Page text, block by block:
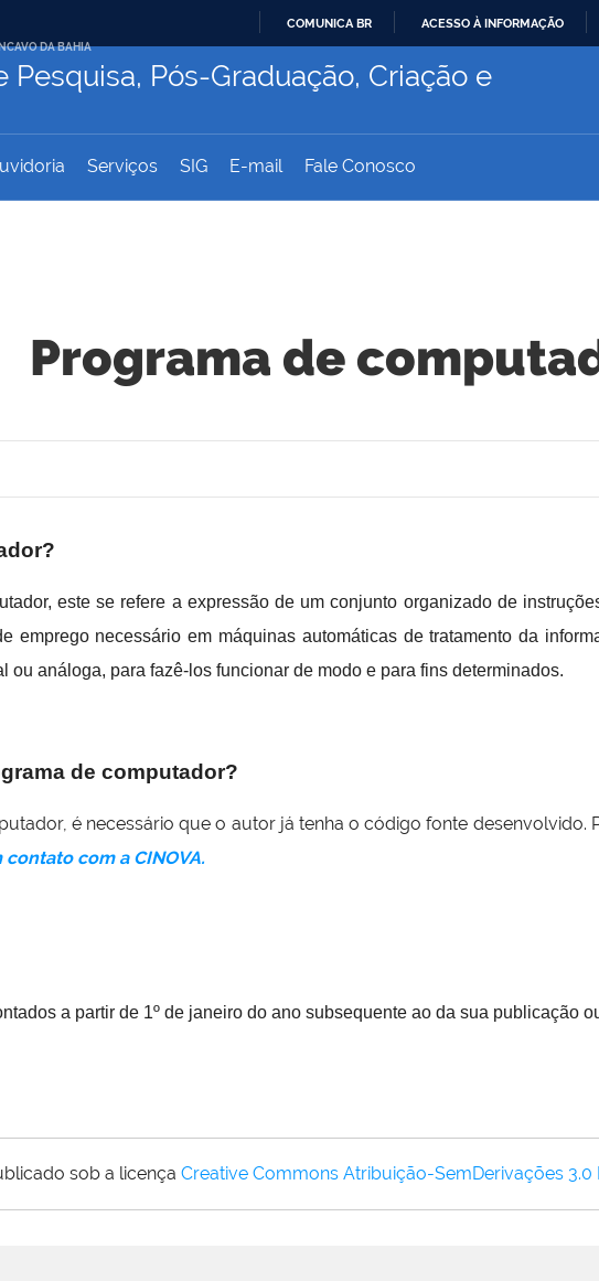
PARA
CONTEÚDO
COMUNICA BR ACESSO À INFORMAÇÃO
DA BAHIA
Pesquisa, Pós-Graduação, Criação e
Serviços SIG E-mail Fale Conosco
Programa de
este se refere a expressão de um conjunto organizado de
emprego necessário em máquinas automáticas de tratamento da
ou análoga, para fazê-los funcionar de modo e para fins determinados.
de computador?
é necessário que o autor já tenha o código fonte desenvolvido.
com a CINOVA.
a partir de 1º de janeiro do ano subsequente ao da sua publicação
sob a licença Creative Commons Atribuição-SemDerivações 3.0